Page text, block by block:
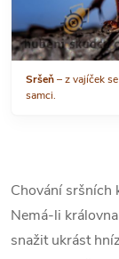
Sršeň– z vajíček
samci.
Chování sršních
Nemá-li
snažit ukrást